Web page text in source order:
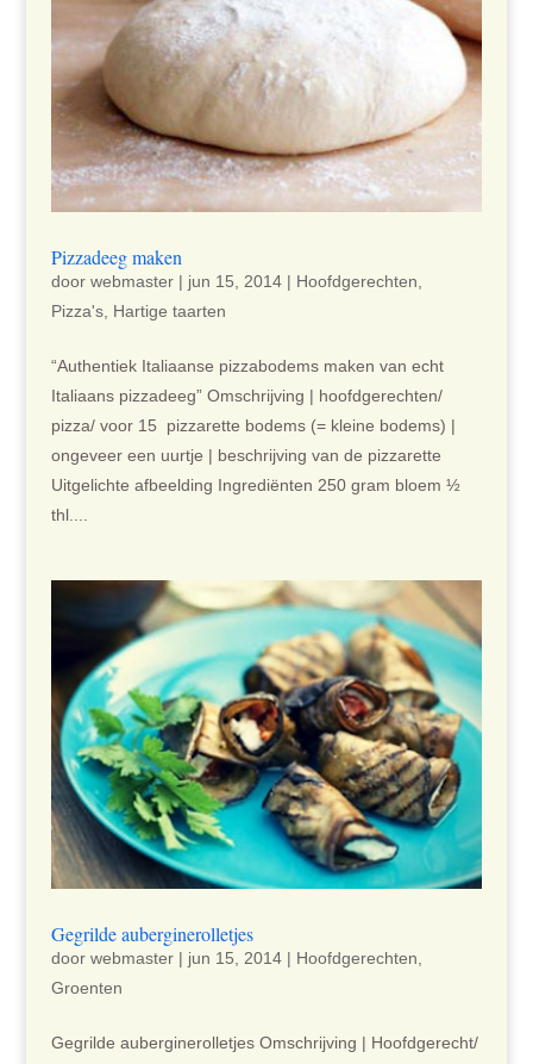
Pizzadeeg maken
door webmaster| jun 15, 2014| Hoofdgerechten
Pizza's, Hartige taarten
“Authentiek Italiaanse pizzabodems maken van echt
Italiaans pizzadeeg” Omschrijving | hoofdgerechten/
pizza/ voor 15 pizzarette bodems (= kleine bodems) |
ongeveer een uurtje | beschrijving van de pizzarette
Uitgelichte afbeelding Ingrediënten 250 gram bloem ½
thl....
Gegrilde auberginerolletjes
door webmaster| jun 15, 2014| Hoofdgerechten
Groenten
Gegrilde auberginerolletjes Omschrijving | Hoofdgerecht/